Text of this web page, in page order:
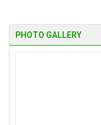
PHOTO GALLERY